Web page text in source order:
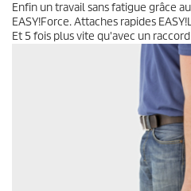
Enfin un travail sans fatigue grâce
EASY!Force. Attaches rapides
Et 5 fois plus vite qu'avec un raccord